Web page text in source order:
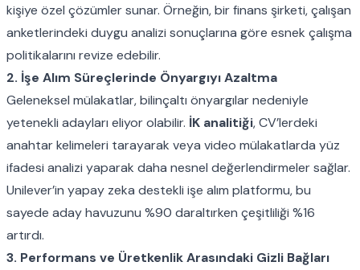
kişiye özel çözümler sunar. Örneğin, bir finans şirketi, çalışan
anketlerindeki duygu analizi sonuçlarına göre esnek çalışma
politikalarını revize edebilir.
2. İşe Alım Süreçlerinde Önyargıyı Azaltma
Geleneksel mülakatlar, bilinçaltı önyargılar nedeniyle
yetenekli adayları eliyor olabilir. İK analitiği, CV’lerdeki
anahtar kelimeleri tarayarak veya video mülakatlarda yüz
ifadesi analizi yaparak daha nesnel değerlendirmeler sağlar.
Unilever’in yapay zeka destekli işe alım platformu, bu
sayede aday havuzunu %90 daraltırken çeşitliliği %16
artırdı.
3. Performans ve Üretkenlik Arasındaki Gizli Bağları